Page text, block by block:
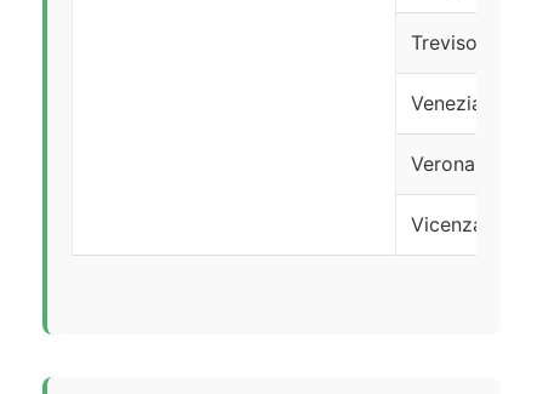
Treviso
Venezia
Verona
Vicenza